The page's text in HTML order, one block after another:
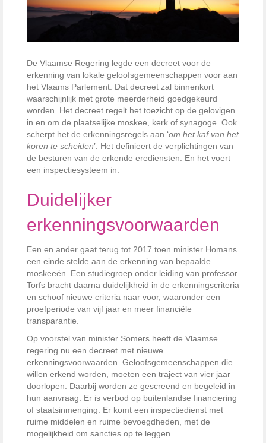
De Vlaamse Regering legde een decreet voor de
erkenning van lokale geloofsgemeenschappen voor aan
het Vlaams Parlement. Dat decreet zal binnenkort
waarschijnlijk met grote meerderheid goedgekeurd
worden. Het decreet regelt het toezicht op de gelovigen
in en om de plaatselijke moskee, kerk of synagoge. Ook
scherpt het de erkenningsregels aan ‘om het kaf van het
koren te scheiden’. Het definieert de verplichtingen van
de besturen van de erkende erediensten. En het voert
een inspectiesysteem in.
Duidelijker
erkenningsvoorwaarden
Een en ander gaat terug tot 2017 toen minister Homans
een einde stelde aan de erkenning van bepaalde
moskeeën. Een studiegroep onder leiding van professor
Torfs bracht daarna duidelijkheid in de erkenningscriteria
en schoof nieuwe criteria naar voor, waaronder een
proefperiode van vijf jaar en meer financiële
transparantie.
Op voorstel van minister Somers heeft de Vlaamse
regering nu een decreet met nieuwe
erkenningsvoorwaarden. Geloofsgemeenschappen die
willen erkend worden, moeten een traject van vier jaar
doorlopen. Daarbij worden ze gescreend en begeleid in
hun aanvraag. Er is verbod op buitenlandse financiering
of staatsinmenging. Er komt een inspectiedienst met
ruime middelen en ruime bevoegdheden , met de
mogelijkheid om sancties op te leggen.